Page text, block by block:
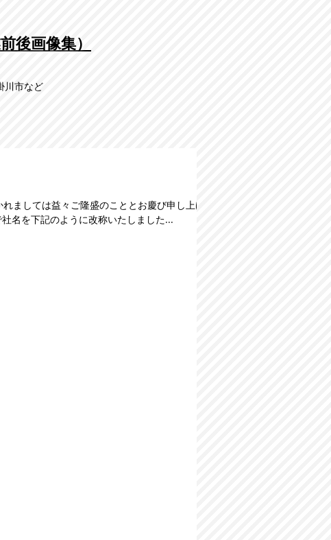
後画像集）
川市など
ましては益々ご隆盛のこととお慶び申し上げ
名を下記のように改称いたしました...